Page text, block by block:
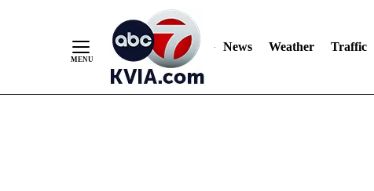
News Weather Traffic